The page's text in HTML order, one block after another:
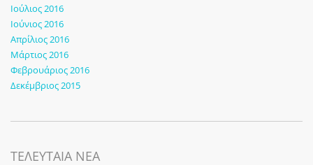
Ιούλιος 2016
Ιούνιος 2016
Απρίλιος 2016
Μάρτιος 2016
Φεβρουάριος 2016
Δεκέμβριος 2015
ΤΕΛΕΥΤΑΙΑ ΝΕΑ